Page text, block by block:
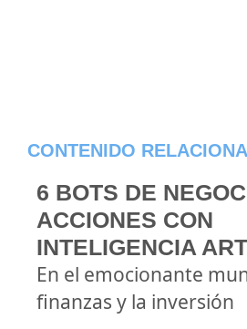
CONTENIDO
6 BOTS DE
ACCIONES CON
INTELIGENCIA
En el emocionante
finanzas y la inversión